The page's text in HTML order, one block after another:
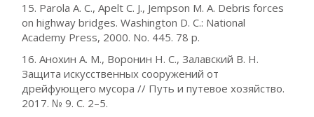
15. Parola A. C., Apelt C. J., Jempson M. A. Debris forces
on highway bridges. Washington D. C.: National
Academy Press, 2000. No. 445. 78 p.
16. Анохин А. М., Воронин Н. С., Залавский В. Н.
Защита искусственных сооружений от
дрейфующего мусора // Путь и путевое хозяйство.
2017. № 9. С. 2–5.